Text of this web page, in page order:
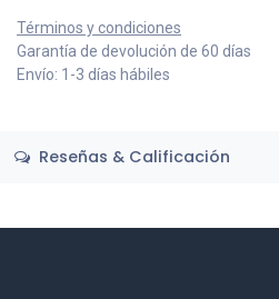
Términos y condiciones
Garantía de devolución de 60 días
Envío: 1-3 días hábiles
Reseñas & Calificación